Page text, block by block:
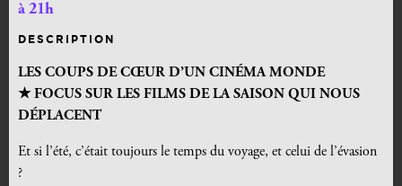
à 21h
DESCRIPTION
LES COUPS DE CŒUR D’UN CINÉMA MONDE
★ FOCUS SUR LES FILMS DE LA SAISON QUI NOUS
DÉPLACENT
Et si l’été, c’était toujours le temps du voyage, et celui de l’évasion
?